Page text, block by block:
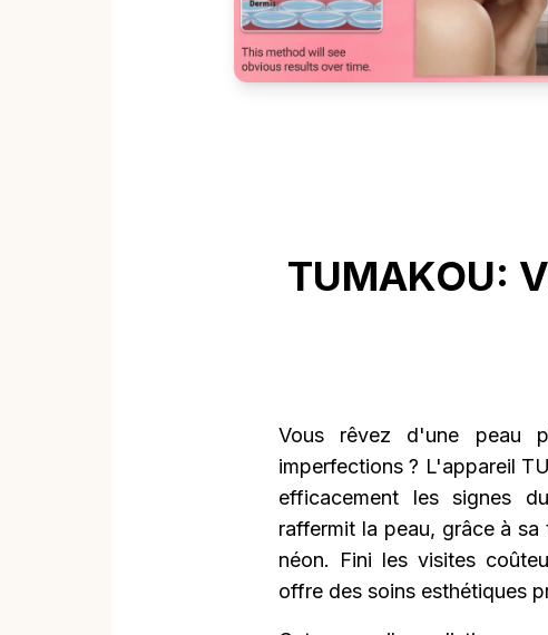
TUMAKOU:
Vous rêvez d'une peau
imperfections ? L'appareil
efficacement les signes
raffermit la peau, grâce à
néon. Fini les visites
offre des soins esthétiques